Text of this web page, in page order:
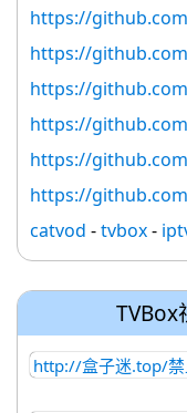
https://
https://
https://
https://
https://
https://
catvod -tvbox-
TVBox
http://盒子迷.top/禁